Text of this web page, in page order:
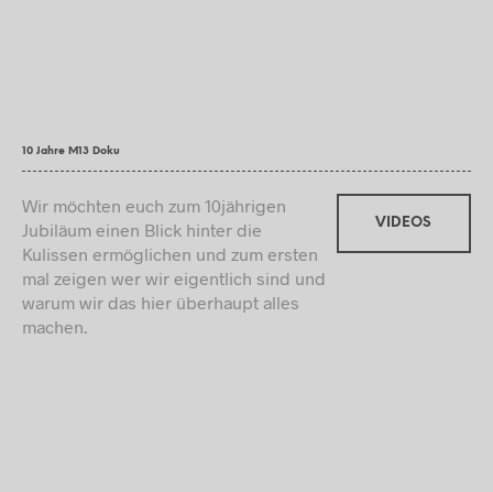
10 Jahre M13 Doku
Wir möchten euch zum 10jährigen
Jubiläum einen Blick hinter die
Kulissen ermöglichen und zum ersten
mal zeigen wer wir eigentlich sind und
warum wir das hier überhaupt alles
machen.
VIDEOS